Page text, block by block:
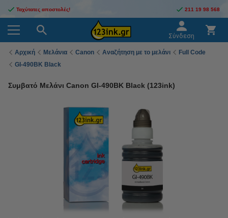
Ταχύτατες αποστολές! 211 19 98 568
Σύνδεση
Αρχική Μελάνια Canon Αναζήτηση με το μελάνι
Full Code
GI-490BK Black
Συμβατό Μελάνι Canon GI-490BK Black (123ink)